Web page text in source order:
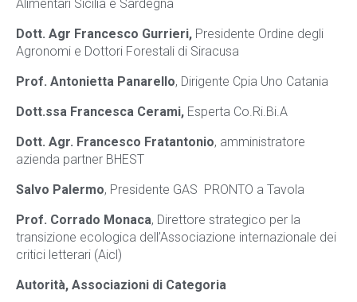
Alimentari Sicilia e Sardegna
Dott. Agr Francesco Gurrieri, Presidente Ordine degli
Agronomi e Dottori Forestali di Siracusa
Prof. Antonietta Panarello, Dirigente Cpia Uno Catania
Dott.ssa Francesca Cerami, Esperta Co.Ri.Bi.A
Dott. Agr. Francesco Fratantonio, amministratore
azienda partner BHEST
Salvo Palermo, Presidente GAS PRONTO a Tavola
Prof. Corrado Monaca, Direttore strategico per la
transizione ecologica dell’Associazione internazionale dei
critici letterari (Aicl)
Autorità, Associazioni di Categoria